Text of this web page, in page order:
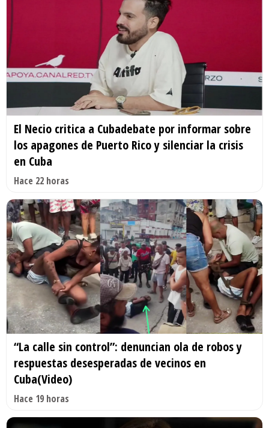
El Necio critica a Cubadebate por informar sobre
los apagones de Puerto Rico y silenciar la crisis
en Cuba
Hace 22 horas
“La calle sin control”: denuncian ola de robos y
respuestas desesperadas de vecinos en
Cuba(Video)
Hace 19 horas